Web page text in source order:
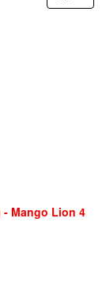
- Mango Lion 4